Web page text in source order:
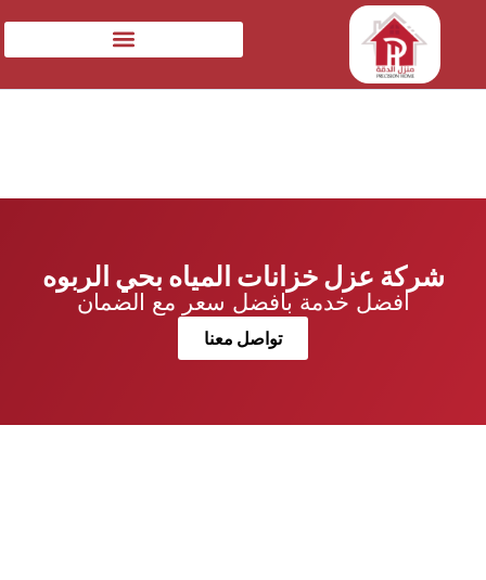
شركة عزل خزانات المياه بحي الربوه
افضل خدمة بافضل سعر مع الضمان
تواصل معنا